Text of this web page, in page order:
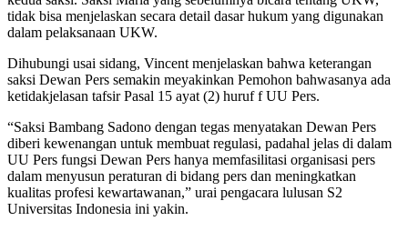
tidak bisa menjelaskan secara detail dasar hukum yang digunakan
dalam pelaksanaan UKW.
Dihubungi usai sidang, Vincent menjelaskan bahwa keterangan
saksi Dewan Pers semakin meyakinkan Pemohon bahwasanya ada
ketidakjelasan tafsir Pasal 15 ayat (2) huruf f UU Pers.
“Saksi Bambang Sadono dengan tegas menyatakan Dewan Pers
diberi kewenangan untuk membuat regulasi, padahal jelas di dalam
UU Pers fungsi Dewan Pers hanya memfasilitasi organisasi pers
dalam menyusun peraturan di bidang pers dan meningkatkan
kualitas profesi kewartawanan,” urai pengacara lulusan S2
Universitas Indonesia ini yakin.